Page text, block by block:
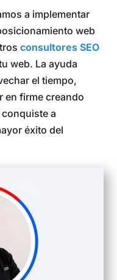
a implementar
web
consultores SEO
web. La ayuda
el tiempo,
en firme creando
a
éxito del